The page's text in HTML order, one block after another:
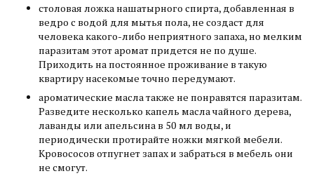
столовая ложка нашатырного спирта, добавленная в
ведро с водой для мытья пола, не создаст для
человека какого-либо неприятного запаха, но мелким
паразитам этот аромат придется не по душе.
Приходить на постоянное проживание в такую
квартиру насекомые точно передумают.
ароматические масла также не понравятся паразитам.
Разведите несколько капель масла чайного дерева,
лаванды или апельсина в 50 мл воды, и
периодически протирайте ножки мягкой мебели.
Кровососов отпугнет запах и забраться в мебель они
не смогут.